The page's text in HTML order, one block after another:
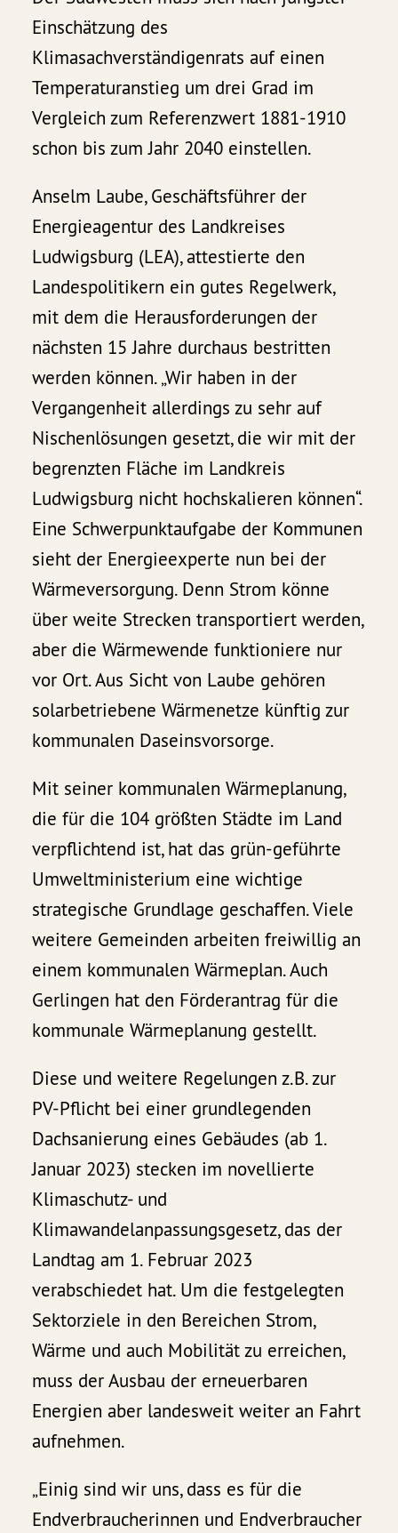
Einschätzung des
Klimasachverständigenrats auf einen
Temperaturanstieg um drei Grad im
Vergleich zum Referenzwert 1881-1910
schon bis zum Jahr 2040 einstellen.
Anselm Laube, Geschäftsführer der
Energieagentur des Landkreises
Ludwigsburg (LEA), attestierte den
Landespolitikern ein gutes Regelwerk,
mit dem die Herausforderungen der
nächsten 15 Jahre durchaus bestritten
werden können. „Wir haben in der
Vergangenheit allerdings zu sehr auf
Nischenlösungen gesetzt, die wir mit der
begrenzten Fläche im Landkreis
Ludwigsburg nicht hochskalieren können“.
Eine Schwerpunktaufgabe der Kommunen
sieht der Energieexperte nun bei der
Wärmeversorgung. Denn Strom könne
über weite Strecken transportiert werden,
aber die Wärmewende funktioniere nur
vor Ort. Aus Sicht von Laube gehören
solarbetriebene Wärmenetze künftig zur
kommunalen Daseinsvorsorge.
Mit seiner kommunalen Wärmeplanung,
die für die 104 größten Städte im Land
verpflichtend ist, hat das grün-geführte
Umweltministerium eine wichtige
strategische Grundlage geschaffen. Viele
weitere Gemeinden arbeiten freiwillig an
einem kommunalen Wärmeplan. Auch
Gerlingen hat den Förderantrag für die
kommunale Wärmeplanung gestellt.
Diese und weitere Regelungen z.B. zur
PV-Pflicht bei einer grundlegenden
Dachsanierung eines Gebäudes (ab 1.
Januar 2023) stecken im novellierte
Klimaschutz- und
Klimawandelanpassungsgesetz, das der
Landtag am 1. Februar 2023
verabschiedet hat. Um die festgelegten
Sektorziele in den Bereichen Strom,
Wärme und auch Mobilität zu erreichen,
muss der Ausbau der erneuerbaren
Energien aber landesweit weiter an Fahrt
aufnehmen.
„Einig sind wir uns, dass es für die
Endverbraucherinnen und Endverbraucher